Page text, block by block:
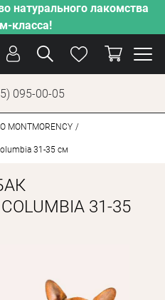
натурального лакомства
класса!
095-00-05
31-35 см
31-35